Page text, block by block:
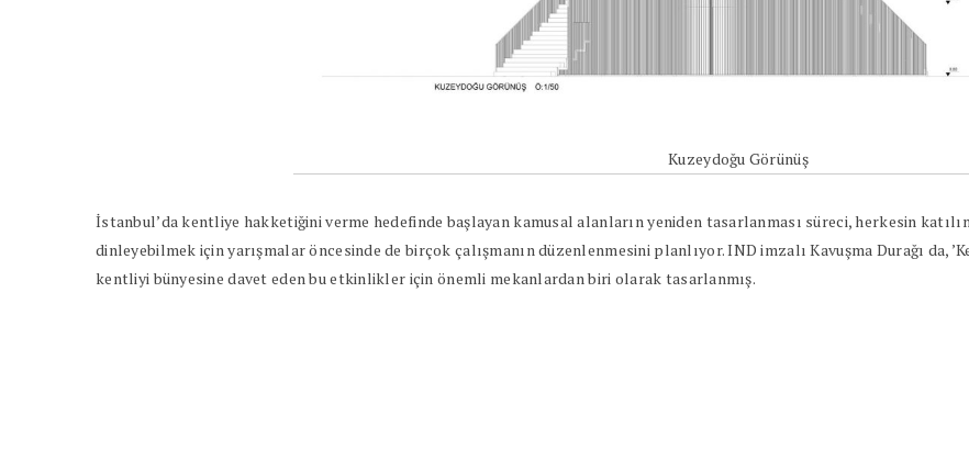
Kuzeydoğu Görünüş
İstanbul’da kentliye hakketiğini verme hedefinde başlayan kamusal alanların yeniden tasarlanması süreci, herkesin
dinleyebilmek için yarışmalar öncesinde de birçok çalışmanın düzenlenmesini planlıyor. IND imzalı Kavuşma Durağı da,
kentliyi bünyesine davet eden bu etkinlikler için önemli mekanlardan biri olarak tasarlanmış.